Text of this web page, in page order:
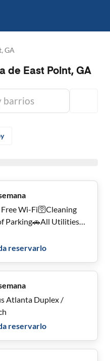
GA
de East Point, GA
Wi-Fi🛜Cleaning
Parking🚗All Utilities
reservarlo
Atlanta Duplex /
reservarlo